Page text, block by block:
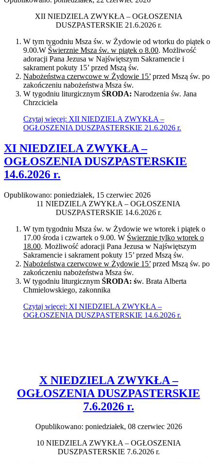
XII NIEDZIELA ZWYKŁA – OGŁOSZENIA
DUSZPASTERSKIE 21.6.2026 r.
W tym tygodniu Msza św. w Żydowie od wtorku do piątek o
9.00.W Świerznie Msza św. w piątek o 8.00. Możliwość
adoracji Pana Jezusa w Najświętszym Sakramencie i
sakrament pokuty 15’ przed Mszą św.
Nabożeństwa czerwcowe w Żydowie 15’ przed Mszą św. po
zakończeniu nabożeństwa Msza św.
W tygodniu liturgicznym ŚRODA: Narodzenia św. Jana
Chrzciciela
Czytaj więcej: XII NIEDZIELA ZWYKŁA –
OGŁOSZENIA DUSZPASTERSKIE 21.6.2026 r.
XI NIEDZIELA ZWYKŁA –
OGŁOSZENIA DUSZPASTERSKIE
14.6.2026 r.
Opublikowano: poniedziałek, 15 czerwiec 2026
11 NIEDZIELA ZWYKŁA – OGŁOSZENIA
DUSZPASTERSKIE 14.6.2026 r.
W tym tygodniu Msza św. w Żydowie we wtorek i piątek o
17.00 środa i czwartek o 9.00. W Świerznie tylko wtorek o
18.00. Możliwość adoracji Pana Jezusa w Najświętszym
Sakramencie i sakrament pokuty 15’ przed Mszą św.
Nabożeństwa czerwcowe w Żydowie 15’ przed Mszą św. po
zakończeniu nabożeństwa Msza św.
W tygodniu liturgicznym ŚRODA: św. Brata Alberta
Chmielowskiego, zakonnika
Czytaj więcej: XI NIEDZIELA ZWYKŁA –
OGŁOSZENIA DUSZPASTERSKIE 14.6.2026 r.
X NIEDZIELA ZWYKŁA –
OGŁOSZENIA DUSZPASTERSKIE
7.6.2026 r.
Opublikowano: poniedziałek, 08 czerwiec 2026
10 NIEDZIELA ZWYKŁA – OGŁOSZENIA
DUSZPASTERSKIE 7.6.2026 r.